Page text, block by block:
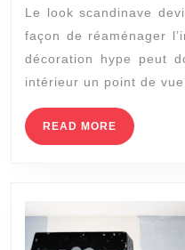
Le look scandinave
façon de réaménager
décoration hype peut
intérieur un point de
READ MORE READ
MORE